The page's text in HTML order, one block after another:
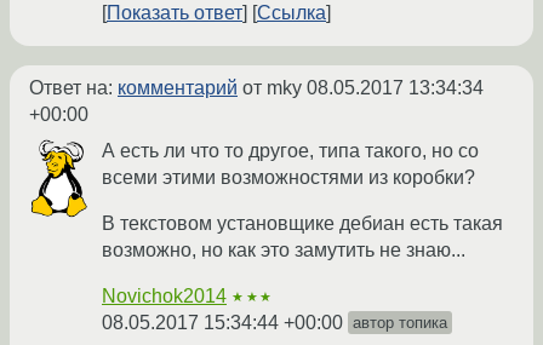
Показать ответ
Ссылка
Ответ на: комментарий от mky 08.05.2017 13:34:34
+00:00
А есть ли что то другое, типа такого, но со
всеми этими возможностями из коробки?
В текстовом установщике дебиан есть такая
возможно, но как это замутить не знаю...
Novichok2014 ★★★
08.05.2017 15:34:44 +00:00 автор топика